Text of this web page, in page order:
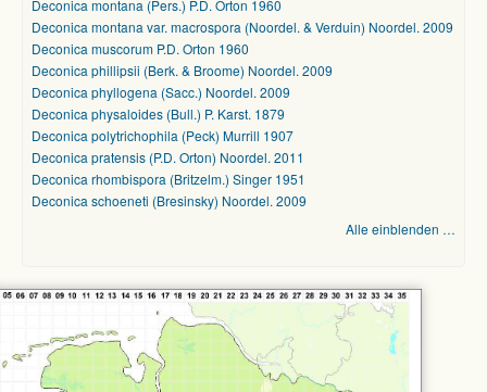
Deconica montana (Pers.) P.D. Orton 1960
Deconica montana var. macrospora (Noordel. & Verduin) Noordel. 2009
Deconica muscorum P.D. Orton 1960
Deconica phillipsii (Berk. & Broome) Noordel. 2009
Deconica phyllogena (Sacc.) Noordel. 2009
Deconica physaloides (Bull.) P. Karst. 1879
Deconica polytrichophila (Peck) Murrill 1907
Deconica pratensis (P.D. Orton) Noordel. 2011
Deconica rhombispora (Britzelm.) Singer 1951
Deconica schoeneti (Bresinsky) Noordel. 2009
Alle einblenden …